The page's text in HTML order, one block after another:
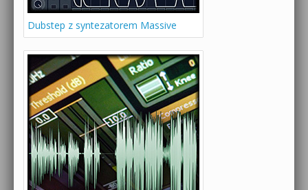
Dubstep z syntezatorem Massive